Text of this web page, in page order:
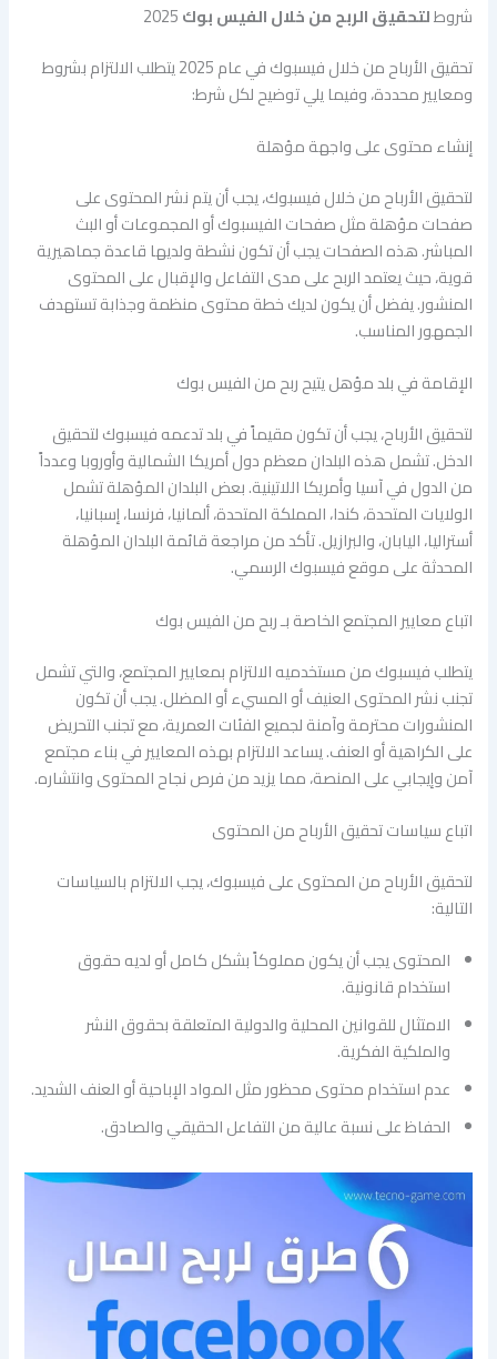
شروطلتحقيق الربح من خلال الفيس بوك
تحقيق الأرباح من خلال فيسبوك في عام 2025 يتطلب الالتزام بشروط
ومعايير محددة، وفيما يلي توضيح لكل شرط:
إنشاء محتوى على واجهة مؤهلة
لتحقيق الأرباح من خلال فيسبوك، يجب أن يتم نشر المحتوى على
صفحات مؤهلة مثل صفحات الفيسبوك أو المجموعات أو البث
المباشر. هذه الصفحات يجب أن تكون نشطة ولديها قاعدة جماهيرية
قوية، حيث يعتمد الربح على مدى التفاعل والإقبال على المحتوى
المنشور. يفضل أن يكون لديك خطة محتوى منظمة وجذابة تستهدف
الجمهور المناسب.
الإقامة في بلد مؤهل يتيح ربح من الفيس بوك
لتحقيق الأرباح، يجب أن تكون مقيماً في بلد تدعمه فيسبوك لتحقيق
الدخل. تشمل هذه البلدان معظم دول أمريكا الشمالية وأوروبا وعدداً
من الدول في آسيا وأمريكا اللاتينية. بعض البلدان المؤهلة تشمل
الولايات المتحدة، كندا، المملكة المتحدة، ألمانيا، فرنسا، إسبانيا،
أستراليا، اليابان، والبرازيل. تأكد من مراجعة قائمة البلدان المؤهلة
المحدثة على موقع فيسبوك الرسمي.
اتباع معايير المجتمع الخاصة بـ ربح من الفيس بوك
يتطلب فيسبوك من مستخدميه الالتزام بمعايير المجتمع، والتي تشمل
تجنب نشر المحتوى العنيف أو المسيء أو المضلل. يجب أن تكون
المنشورات محترمة وآمنة لجميع الفئات العمرية، مع تجنب التحريض
على الكراهية أو العنف. يساعد الالتزام بهذه المعايير في بناء مجتمع
آمن وإيجابي على المنصة، مما يزيد من فرص نجاح المحتوى وانتشاره.
اتباع سياسات تحقيق الأرباح من المحتوى
لتحقيق الأرباح من المحتوى على فيسبوك، يجب الالتزام بالسياسات
التالية:
المحتوى يجب أن يكون مملوكاً بشكل كامل أو لديه حقوق
استخدام قانونية.
الامتثال للقوانين المحلية والدولية المتعلقة بحقوق النشر
والملكية الفكرية.
عدم استخدام محتوى محظور مثل المواد الإباحية أو العنف الشديد.
الحفاظ على نسبة عالية من التفاعل الحقيقي والصادق.